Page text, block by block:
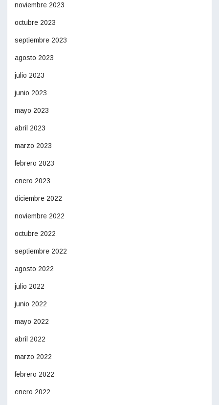
noviembre 2023
octubre 2023
septiembre 2023
agosto 2023
julio 2023
junio 2023
mayo 2023
abril 2023
marzo 2023
febrero 2023
enero 2023
diciembre 2022
noviembre 2022
octubre 2022
septiembre 2022
agosto 2022
julio 2022
junio 2022
mayo 2022
abril 2022
marzo 2022
febrero 2022
enero 2022